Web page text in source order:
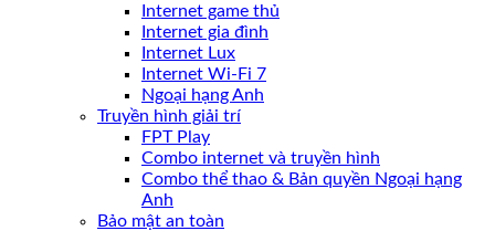
Internet game thủ
Internet gia đình
Internet Lux
Internet Wi-Fi 7
Ngoại hạng Anh
Truyền hình giải trí
FPT Play
Combo internet và truyền hình
Combo thể thao & Bản quyền Ngoại hạng
Anh
Bảo mật an toàn